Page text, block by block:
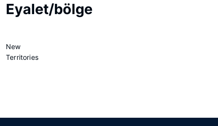
Eyalet/bölge
New
Territories